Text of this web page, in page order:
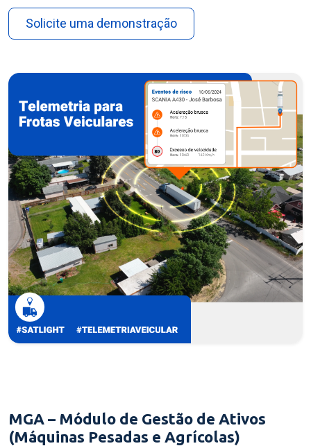
Solicite uma demonstração
MGA – Módulo de Gestão de Ativos
(Máquinas Pesadas e Agrícolas)